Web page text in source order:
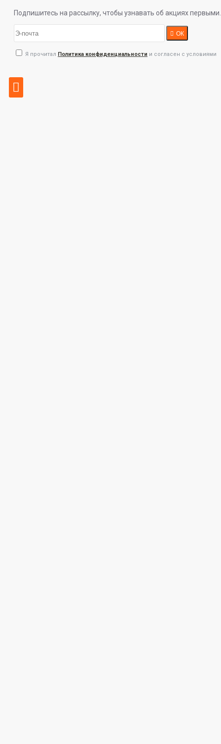
Подпишитесь на рассылку, чтобы узнавать об акциях первыми.
ОК
Я прочитал Политика конфиденциальности и согласен с условиями